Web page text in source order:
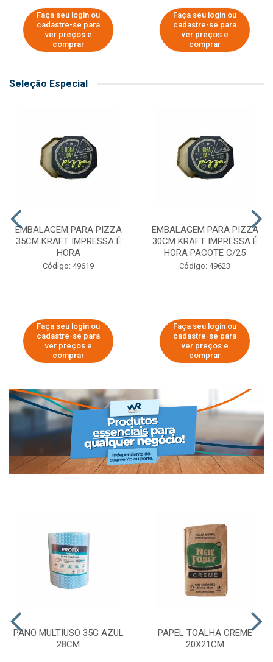
Faça seu login ou
cadastre-se para
ver preços e
comprar
Faça seu login ou
cadastre-se para
ver preços e
comprar
Seleção Especial
EMBALAGEM PARA PIZZA
35CM KRAFT IMPRESSA É
HORA
Código: 49619
Faça seu login ou
cadastre-se para
ver preços e
comprar
EMBALAGEM PARA PIZZA
30CM KRAFT IMPRESSA É
HORA PACOTE C/25
Código: 49623
Faça seu login ou
cadastre-se para
ver preços e
comprar
PANO MULTIUSO 35G AZUL
28CM
PAPEL TOALHA CREME
20X21CM